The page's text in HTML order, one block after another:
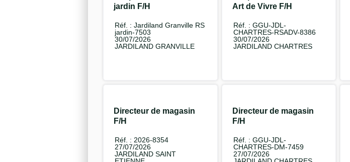
jardin F/H
Réf. : Jardiland Granville RS
jardin-7503
30/07/2026
JARDILAND GRANVILLE
Art de Vivre F/H
Réf. : GGU-JDL-
CHARTRES-RSADV-8386
30/07/2026
JARDILAND CHARTRES
Directeur de magasin
F/H
Réf. : 2026-8354
27/07/2026
JARDILAND SAINT
Directeur de magasin
F/H
Réf. : GGU-JDL-
CHARTRES-DM-7459
27/07/2026